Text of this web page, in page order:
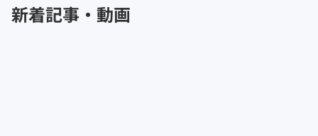
新着記事・動画